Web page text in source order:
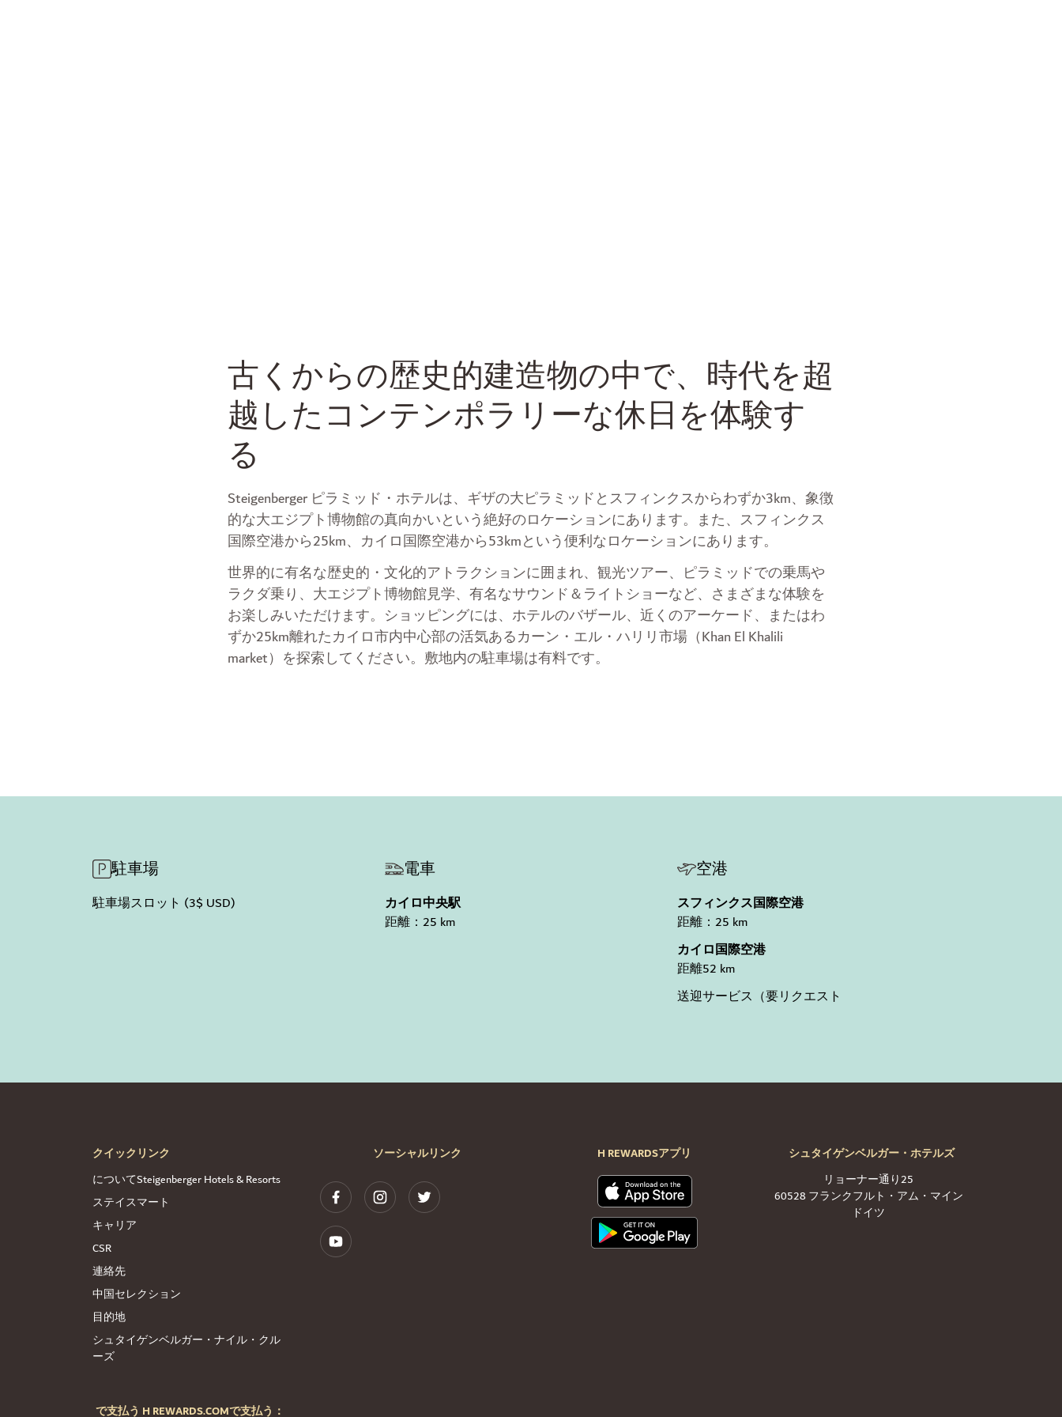
古くからの歴史的建造物の中で、時代を超
越したコンテンポラリーな休日を体験す
る
Steigenberger ピラミッド・ホテルは、ギザの大ピラミッドとスフィンクスからわずか3km、象徴
的な大エジプト博物館の真向かいという絶好のロケーションにあります。また、スフィンクス
国際空港から25km、カイロ国際空港から53kmという便利なロケーションにあります。
世界的に有名な歴史的・文化的アトラクションに囲まれ、観光ツアー、ピラミッドでの乗馬や
ラクダ乗り、大エジプト博物館見学、有名なサウンド＆ライトショーなど、さまざまな体験を
お楽しみいただけます。ショッピングには、ホテルのバザール、近くのアーケード、またはわ
ずか25km離れたカイロ市内中心部の活気あるカーン・エル・ハリリ市場（Khan El Khalili
market）を探索してください。敷地内の駐車場は有料です。
駐車場
駐車場スロット (3$ USD)
電車
カイロ中央駅
距離：25 km
空港
スフィンクス国際空港
距離：25 km
カイロ国際空港
距離52 km
送迎サービス（要リクエスト
クイックリンク
についてSteigenberger Hotels & Resorts
ステイスマート
キャリア
CSR
連絡先
中国セレクション
目的地
シュタイゲンベルガー・ナイル・クル
ーズ
ソーシャルリンク H REWARDSアプリ
シュタイゲンベルガー・ホテルズ
リョーナー通り25
60528 フランクフルト・アム・マイン
ドイツ
で支払う H REWARDS.COMで支払う：